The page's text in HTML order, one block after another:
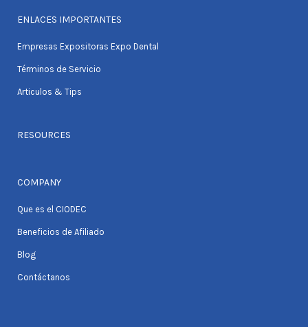
ENLACES IMPORTANTES
Empresas Expositoras Expo Dental
Términos de Servicio
Articulos & Tips
RESOURCES
COMPANY
Que es el CIODEC
Beneficios de Afiliado
Blog
Contáctanos